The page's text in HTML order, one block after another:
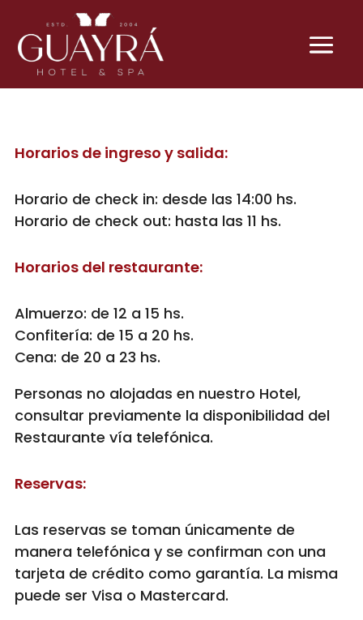
Horarios de ingreso y salida:
Horario de check in: desde las 14:00 hs.
Horario de check out: hasta las 11 hs.
Horarios del restaurante:
Almuerzo: de 12 a 15 hs.
Confitería: de 15 a 20 hs.
Cena: de 20 a 23 hs.
Personas no alojadas en nuestro Hotel,
consultar previamente la disponibilidad del
Restaurante vía telefónica.
Reservas:
Las reservas se toman únicamente de
manera telefónica y se confirman con una
tarjeta de crédito como garantía. La misma
puede ser Visa o Mastercard.